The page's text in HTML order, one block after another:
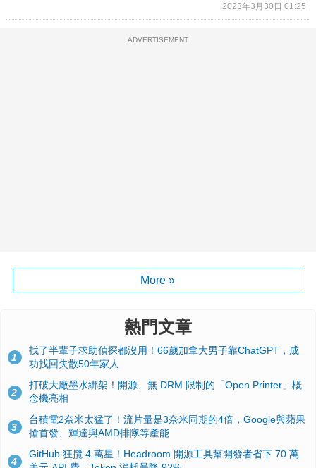
2023年3月30日 01:25
ADVERTISEMENT
More »
熱門文章
1
找了半輩子求助偵探都沒用！66歲加拿大男子靠ChatGPT，成
功找回失散50年家人
2
打破大廠墨水綁架！開源、無 DRM 限制的「Open Printer」概
念機亮相
3
台積電2奈米太猛了！流片量是3奈米同期的4倍，Google與蘋果
搶首發、輝達與AMD排隊等產能
4
GitHub 狂攬 4 萬星！Headroom 開源工具幫開發者省下 70 萬